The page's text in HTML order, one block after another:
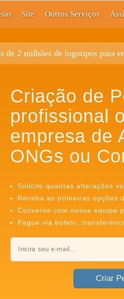
Site Outros Serviços
2 milhões de logotipos para
Criação de
profissional
empresa de
ONGs ou
Solicite quantas alterações
Receba as primeiras opções
Converse com nossa equipe
Pague via boleto,